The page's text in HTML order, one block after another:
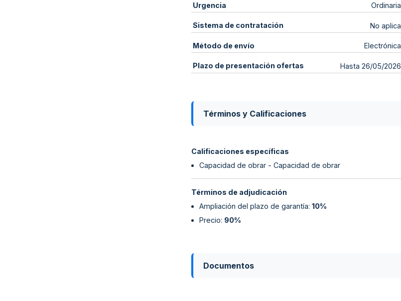
Urgencia Ordinaria
Sistema de contratación No aplica
Método de envío Electrónica
Plazo de presentación ofertas Hasta 26/05/2026
Términos y Calificaciones
Calificaciones específicas
Capacidad de obrar - Capacidad de obrar
Términos de adjudicación
Ampliación del plazo de garantía: 10%
Precio: 90%
Documentos